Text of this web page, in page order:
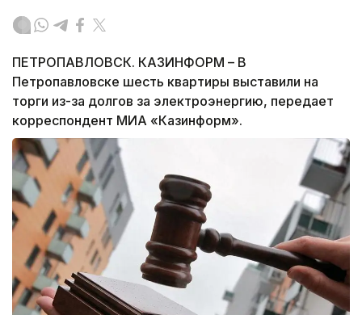
ПЕТРОПАВЛОВСК. КАЗИНФОРМ – В
Петропавловске шесть квартиры выставили на
торги из-за долгов за электроэнергию, передает
корреспондент МИА «Казинформ».